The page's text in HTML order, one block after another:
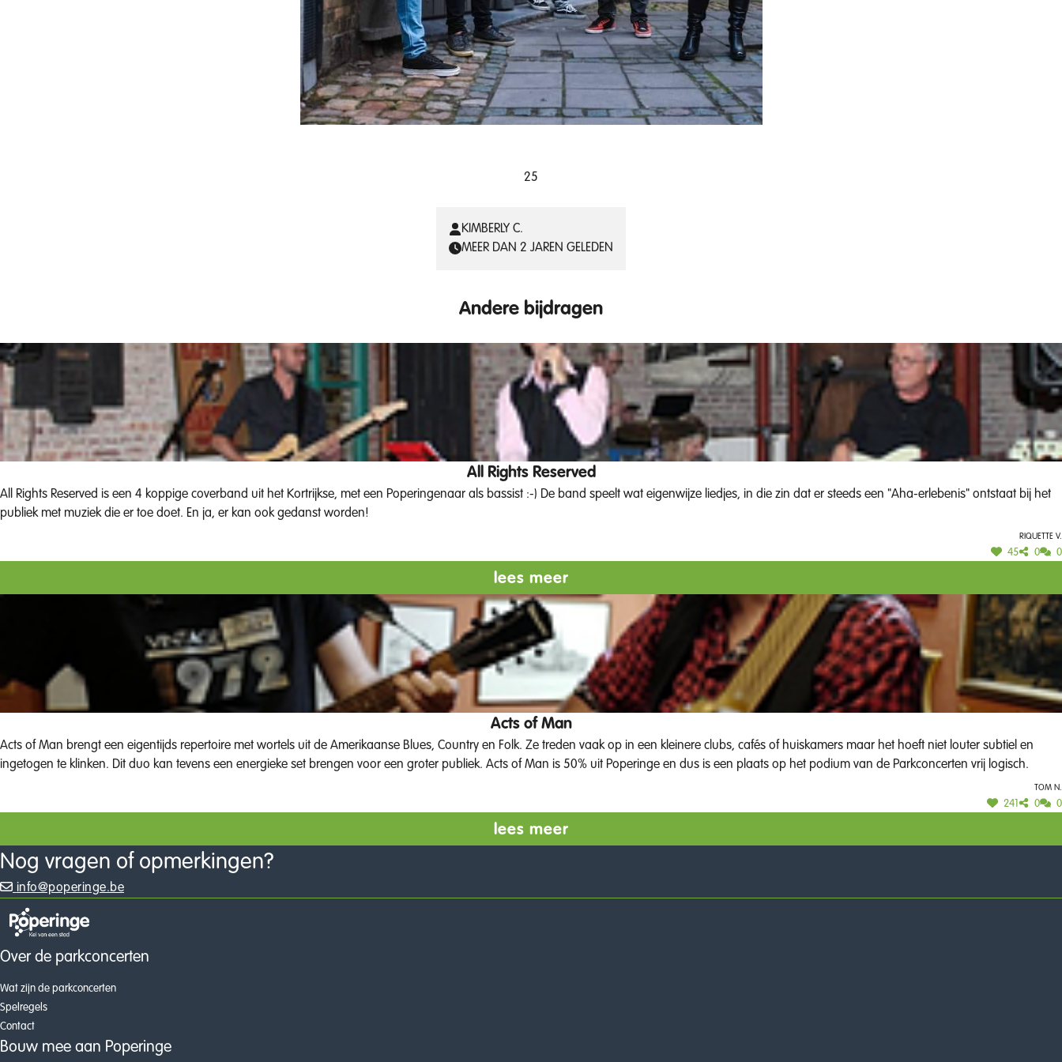
25
KIMBERLY C.
MEER DAN 2 JAREN GELEDEN
Andere bijdragen
All Rights Reserved
All Rights Reserved is een 4 koppige coverband uit het Kortrijkse, met een Poperingenaar als bassist :-) De band speelt wat eigenwijze liedjes, in die zin dat er steeds een "Aha-erlebenis" ontstaat bij het
publiek met muziek die er toe doet. En ja, er kan ook gedanst worden!
Riquette V.
45 0 0
lees meer
Acts of Man
Acts of Man brengt een eigentijds repertoire met wortels uit de Amerikaanse Blues, Country en Folk. Ze treden vaak op in een kleinere clubs, cafés of huiskamers maar het hoeft niet louter subtiel en
ingetogen te klinken. Dit duo kan tevens een energieke set brengen voor een groter publiek. Acts of Man is 50% uit Poperinge en dus is een plaats op het podium van de Parkconcerten vrij logisch.
Tom N.
241 0 0
lees meer
Nog vragen of opmerkingen?
info@poperinge.be
Over de parkconcerten
Wat zijn de parkconcerten
Spelregels
Contact
Bouw mee aan Poperinge